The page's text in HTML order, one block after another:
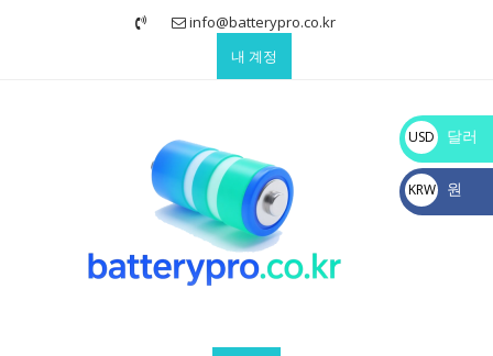
info@batterypro.co.kr
내 계정
USD
$
달러
KRW
₩
원